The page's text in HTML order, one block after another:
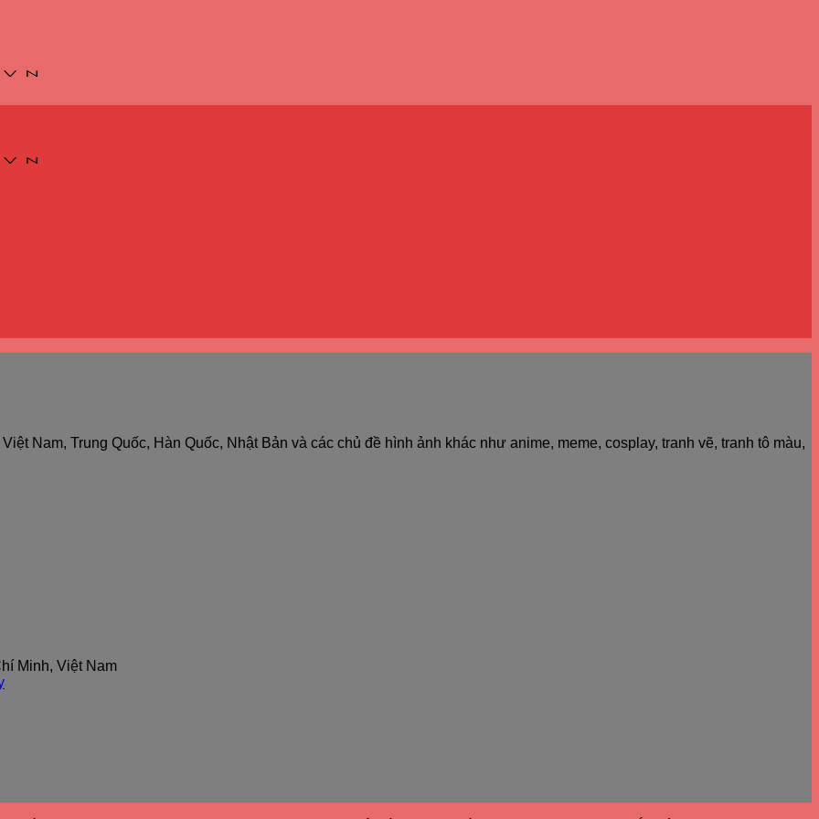
Nam, Trung Quốc, Hàn Quốc, Nhật Bản và các chủ đề hình ảnh khác như anime, meme, cosplay, tranh vẽ, tranh tô màu,
Minh, Việt Nam